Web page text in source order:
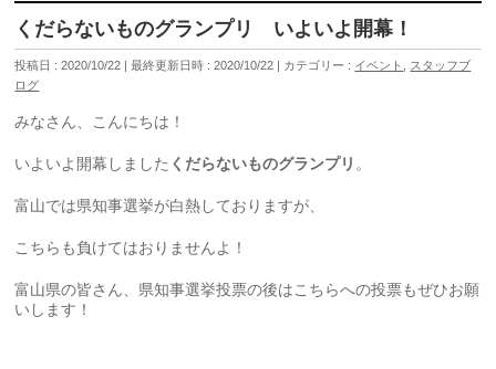
くだらないものグランプリ いよいよ開幕！
投稿日 : 2020/10/22 最終更新日時 : 2020/10/22 カテゴリー : イベント
スタッフブ
ログ
みなさん、こんにちは！
いよいよ開幕しました くだらないものグランプリ 。
富山では県知事選挙が白熱しておりますが、
こちらも負けてはおりませんよ！
富山県の皆さん、県知事選挙投票の後はこちらへの投票もぜひお願
いします！